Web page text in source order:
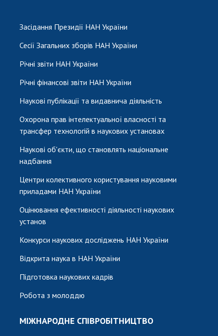
Засідання Президії НАН України
Сесії Загальних зборів НАН України
Річні звіти НАН України
Річні фінансові звіти НАН України
Наукові публікації та видавнича діяльність
Охорона прав інтелектуальної власності та
трансфер технологій в наукових установах
Наукові об'єкти, що становлять національне
надбання
Центри колективного користування науковими
приладами НАН України
Оцінювання ефективності діяльності наукових
установ
Конкурси наукових досліджень НАН України
Відкрита наука в НАН України
Підготовка наукових кадрів
Робота з молоддю
МІЖНАРОДНЕ СПІВРОБІТНИЦТВО